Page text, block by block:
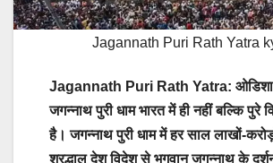
Jagannath Puri Rath Yatra
Jagannath Puri Rath Yatra: ओडिशा
जगन्नाथ पुरी धाम भारत में ही नहीं बल्कि पुरे
है। जगन्नाथ पुरी धाम में हर साल लाखों-
श्रद्धालु देश विदेश से भगवान जगन्नाथ के